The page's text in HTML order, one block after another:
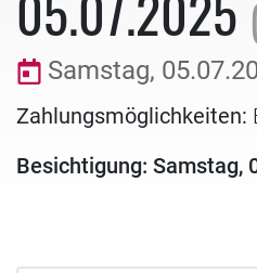
Samstag,
Zahlungsmöglichkeiten:
Besichtigung: Samstag,